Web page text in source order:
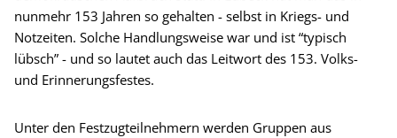
nunmehr 153 Jahren so gehalten - selbst in Kriegs- und
Notzeiten. Solche Handlungsweise war und ist “typisch
lübsch” - und so lautet auch das Leitwort des 153. Volks-
und Erinnerungsfestes.
Unter den Festzugteilnehmern werden Gruppen aus